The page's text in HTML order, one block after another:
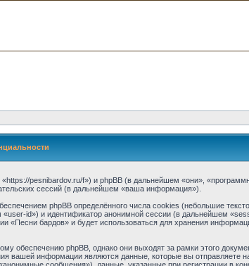
pesnibardov.ru/f») и phpBB (в дальнейшем «они»,
сессий (в дальнейшем «ваша информация»).
phpBB определённого числа cookies (небольшие
id») и идентификатор анонимной сессии (в дальнейшем
«Песни бардов» и будет использоваться для хранения
phpBB, однако они выходят за рамки этого
вашей информации являются данные, которые вы